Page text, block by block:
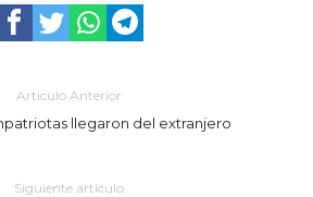
Artículo Anterior
llegaron del extranjero
Siguiente artículo